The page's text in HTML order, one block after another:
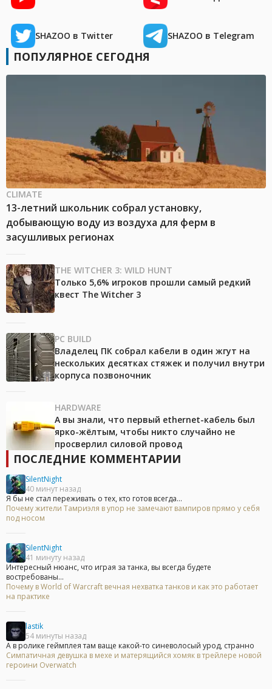
SHAZOO в Twitter SHAZOO в Telegram
ПОПУЛЯРНОЕ СЕГОДНЯ
CLIMATE
13-летний школьник собрал установку,
добывающую воду из воздуха для ферм в
засушливых регионах
THE WITCHER 3: WILD HUNT
Только 5,6% игроков прошли самый редкий
квест The Witcher 3
PC BUILD
Владелец ПК собрал кабели в один жгут на
нескольких десятках стяжек и получил внутри
корпуса позвоночник
HARDWARE
А вы знали, что первый ethernet-кабель был
ярко-жёлтым, чтобы никто случайно не
просверлил силовой провод
ПОСЛЕДНИЕ КОММЕНТАРИИ
SilentNight
40 минут назад
Я бы не стал переживать о тех, кто готов всегда...
Почему жители Тамриэля в упор не замечают вампиров прямо у себя
под носом
SilentNight
41 минуту назад
Интересный нюанс, что играя за танка, вы всегда будете
востребованы...
Почему в World of Warcraft вечная нехватка танков и как это работает
на практике
lastik
54 минуты назад
А в ролике геймплея там ваще какой-то синеволосый урод, странно
Симпатичная девушка в мехе и матерящийся хомяк в трейлере новой
героини Overwatch